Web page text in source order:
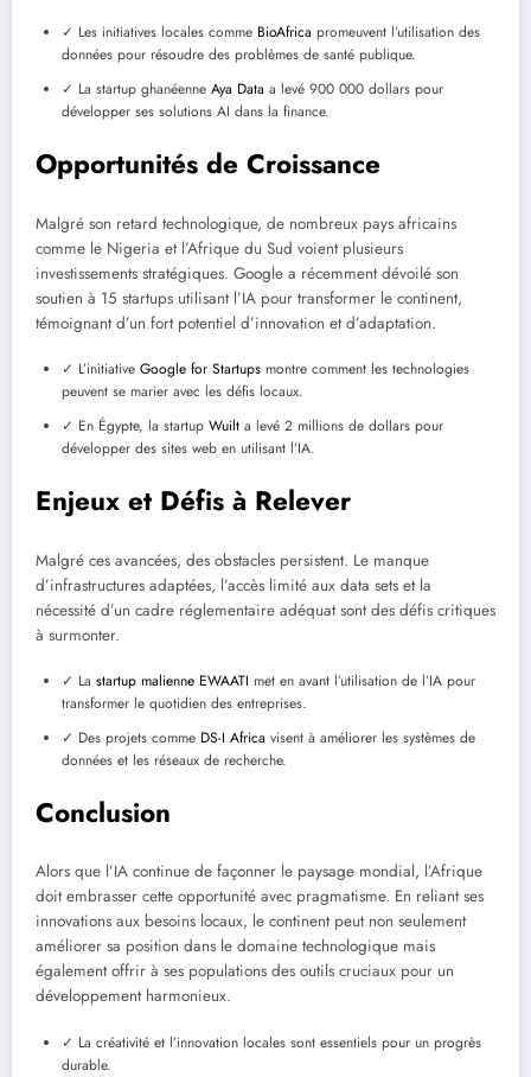
✓ Les initiatives locales comme BioAfrica promeuvent l’utilisation des
données pour résoudre des problèmes de santé publique.
✓ La startup ghanéenne Aya Data a levé 900 000 dollars pour
développer ses solutions AI dans la finance.
Opportunités de Croissance
Malgré son retard technologique, de nombreux pays africains
comme le Nigeria et l’Afrique du Sud voient plusieurs
investissements stratégiques. Google a récemment dévoilé son
soutien à 15 startups utilisant l’IA pour transformer le continent,
témoignant d’un fort potentiel d’innovation et d’adaptation.
✓ L’initiative Google for Startups montre comment les technologies
peuvent se marier avec les défis locaux.
✓ En Égypte, la startup Wuilt a levé 2 millions de dollars pour
développer des sites web en utilisant l’IA.
Enjeux et Défis à Relever
Malgré ces avancées, des obstacles persistent. Le manque
d’infrastructures adaptées, l’accès limité aux data sets et la
nécessité d’un cadre réglementaire adéquat sont des défis critiques
à surmonter.
✓ La startup malienne EWAATI met en avant l’utilisation de l’IA pour
transformer le quotidien des entreprises.
✓ Des projets comme DS-I Africa visent à améliorer les systèmes de
données et les réseaux de recherche.
Conclusion
Alors que l’IA continue de façonner le paysage mondial, l’Afrique
doit embrasser cette opportunité avec pragmatisme. En reliant ses
innovations aux besoins locaux, le continent peut non seulement
améliorer sa position dans le domaine technologique mais
également offrir à ses populations des outils cruciaux pour un
développement harmonieux.
✓ La créativité et l’innovation locales sont essentiels pour un progrès
durable.